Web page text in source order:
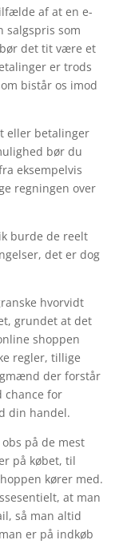
af at en e-
salgspris som
det tit være et
er trods
bistår os imod
eller betalinger
bør du
eksempelvis
regningen over
burde de reelt
det er dog
hvorvidt
grundet at det
shoppen
regler, tillige
der forstår
chance for
din handel.
på de mest
på købet, til
kører med.
at man
så man altid
er på indkøb